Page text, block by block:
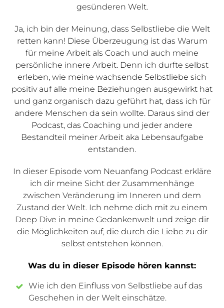
gesünderen Welt.
Ja, ich bin der Meinung, dass Selbstliebe die Welt
retten kann! Diese Überzeugung ist das Warum
für meine Arbeit als Coach und auch meine
persönliche innere Arbeit. Denn ich durfte selbst
erleben, wie meine wachsende Selbstliebe sich
positiv auf alle meine Beziehungen ausgewirkt hat
und ganz organisch dazu geführt hat, dass ich für
andere Menschen da sein wollte. Daraus sind der
Podcast, das Coaching und jeder andere
Bestandteil meiner Arbeit aka Lebensaufgabe
entstanden.
In dieser Episode vom Neuanfang Podcast erkläre
ich dir meine Sicht der Zusammenhänge
zwischen Veränderung im Inneren und dem
Zustand der Welt. Ich nehme dich mit zu einem
Deep Dive in meine Gedankenwelt und zeige dir
die Möglichkeiten auf, die durch die Liebe zu dir
selbst entstehen können.
Was du in dieser Episode hören kannst:
Wie ich den Einfluss von Selbstliebe auf das
Geschehen in der Welt einschätze.